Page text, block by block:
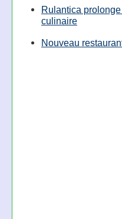
Rulantica
culinaire
Nouveau